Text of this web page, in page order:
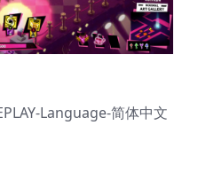
Language-简体中文